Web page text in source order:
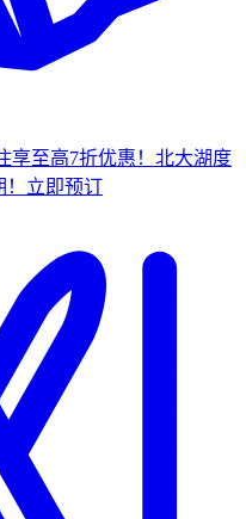
至高7折优惠！ 北大湖度
立 即预订